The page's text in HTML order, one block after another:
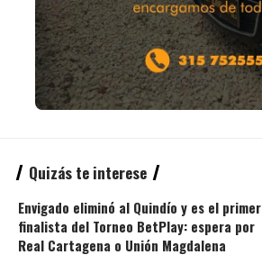
Quizás te interese
Envigado eliminó al Quindío y es el primer
finalista del Torneo BetPlay: espera por
Real Cartagena o Unión Magdalena